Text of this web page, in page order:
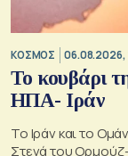
ΚΟΣΜΟΣ 06.08.2026,
Το κουβάρι
ΗΠΑ- Ιράν
Το Ιράν και το
Στενά του Ορμούζ- Τι προβλέπεται σύμφωνα με τα